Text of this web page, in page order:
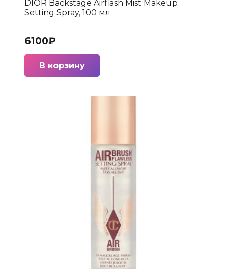
DIOR Backstage Airflash Mist Makeup
Setting Spray, 100 мл
6100₽
В корзину